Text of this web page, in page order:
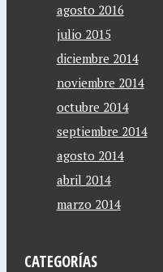
agosto 2016
julio 2015
diciembre 2014
noviembre 2014
octubre 2014
septiembre 2014
agosto 2014
abril 2014
marzo 2014
CATEGORÍAS